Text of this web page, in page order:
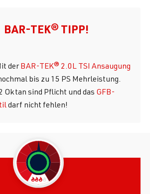
BAR-TEK® TIPP!
derBAR-TEK® 2.0L TSI Ansaugung
bis zu 15 PS Mehrleistung.
Oktan sind Pflicht und das GFB-
darf nicht fehlen!